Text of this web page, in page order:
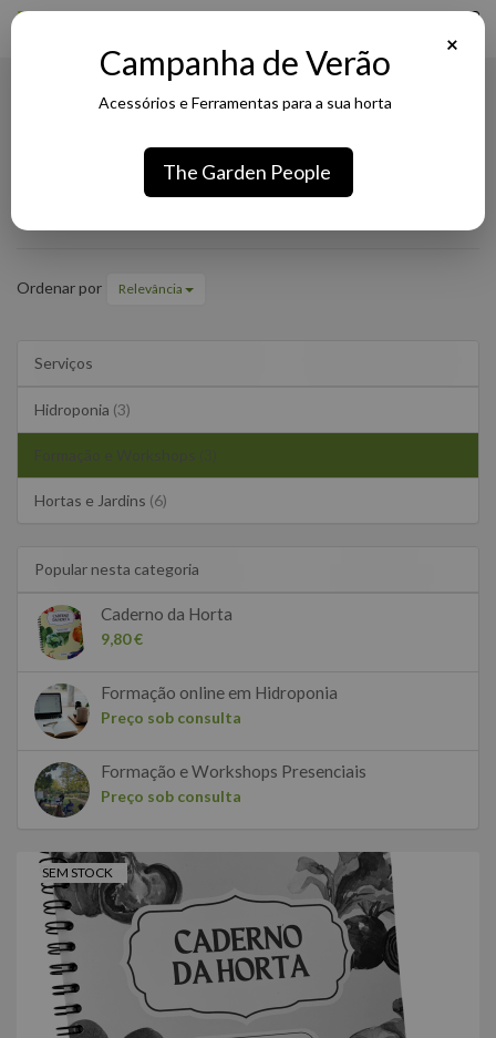
Formação e Workshops
Formação
Workshops
Ordenar por Relevância
Serviços
Hidroponia (3)
Formação e Workshops
Hortas e Jardins (6)
Popular nesta categoria
Caderno da Horta
9,80 €
Formação online em Hidroponia
Preço sob consulta
Formação e Workshops Presenciais
Preço sob consulta
SEM STOCK
×
Campanha de Verão
Acessórios e Ferramentas para a sua horta
The Garden People